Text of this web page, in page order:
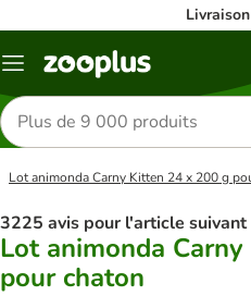
Menu
Rechercher
des
produits
Lot animonda Carny Kitten 24 x 200 g
3225 avis pour l'article suivant
Lot animonda
pour chaton